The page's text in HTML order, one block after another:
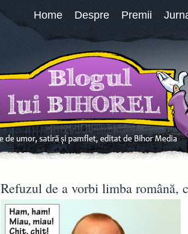
Home Despre Premii
Refuzul de a vorbi limba